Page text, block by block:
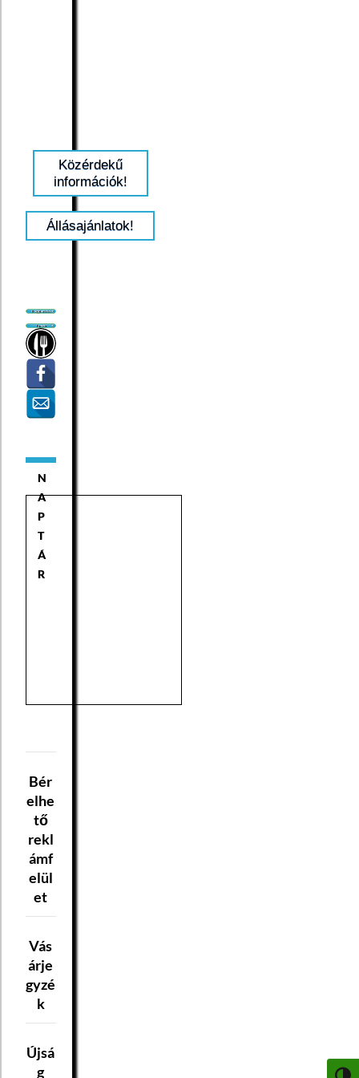
Közérdekű
információk!
Állásajánlatok!
N
A
P
T
Á
R
Bér
elhe
tő
rekl
ámf
elül
et
Vás
árje
gyzé
k
Újsá
g